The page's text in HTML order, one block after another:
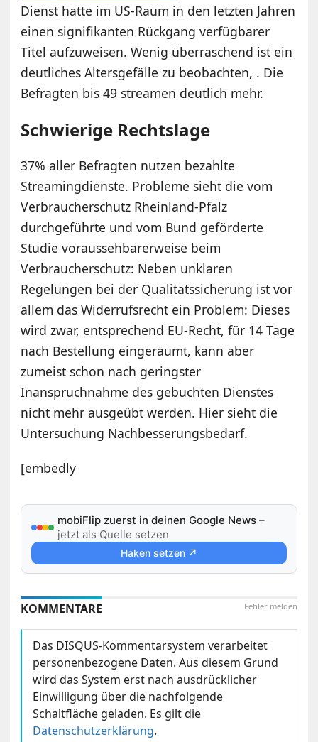
Dienst hatte im US-Raum in den letzten Jahren
einen signifikanten Rückgang verfügbarer
Titel aufzuweisen. Wenig überraschend ist ein
deutliches Altersgefälle zu beobachten, . Die
Befragten bis 49 streamen deutlich mehr.
Schwierige Rechtslage
37% aller Befragten nutzen bezahlte
Streamingdienste. Probleme sieht die vom
Verbraucherschutz Rheinland-Pfalz
durchgeführte und vom Bund geförderte
Studie voraussehbarerweise beim
Verbraucherschutz: Neben unklaren
Regelungen bei der Qualitätssicherung ist vor
allem das Widerrufsrecht ein Problem: Dieses
wird zwar, entsprechend EU-Recht, für 14 Tage
nach Bestellung eingeräumt, kann aber
zumeist schon nach geringster
Inanspruchnahme des gebuchten Dienstes
nicht mehr ausgeübt werden. Hier sieht die
Untersuchung Nachbesserungsbedarf.
[embedly
mobiFlip zuerst in deinen Google News –
jetzt als Quelle setzen
Haken setzen ↗
Fehler melden
KOMMENTARE
Das DISQUS-Kommentarsystem verarbeitet
personenbezogene Daten. Aus diesem Grund
wird das System erst nach ausdrücklicher
Einwilligung über die nachfolgende
Schaltfläche geladen. Es gilt die
Datenschutzerklärung.